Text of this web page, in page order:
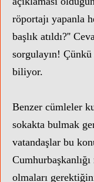
NOW
röportajı yapanla
başlık atıldı?''
sorgulayın!
biliyor.
Benzer cümleler
sokakta bulmak
vatandaşlar bu
olmaları